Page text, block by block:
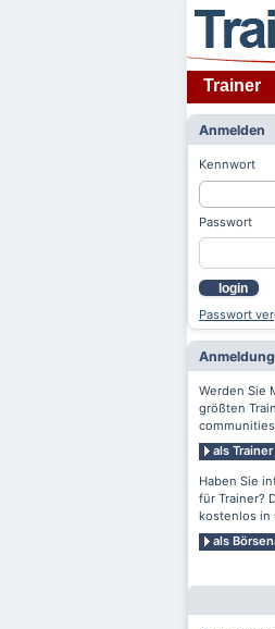
Trainer
Anmelden
Kennwort
Passwort
login
Passwort
Werden Sie
größten
als
Haben Sie
für Trainer?
kostenlos in
als